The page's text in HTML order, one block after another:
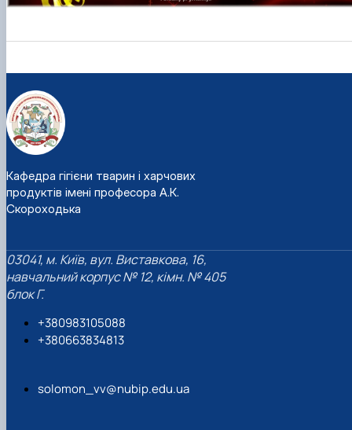
Кафедра гігієни тварин і харчових
продуктів імені професора А.К.
Скороходька
03041, м. Київ, вул. Виставкова, 16,
навчальний корпус № 12, кімн. № 405
блок Г.
+380983105088
+380663834813
solomon_vv@nubip.edu.ua